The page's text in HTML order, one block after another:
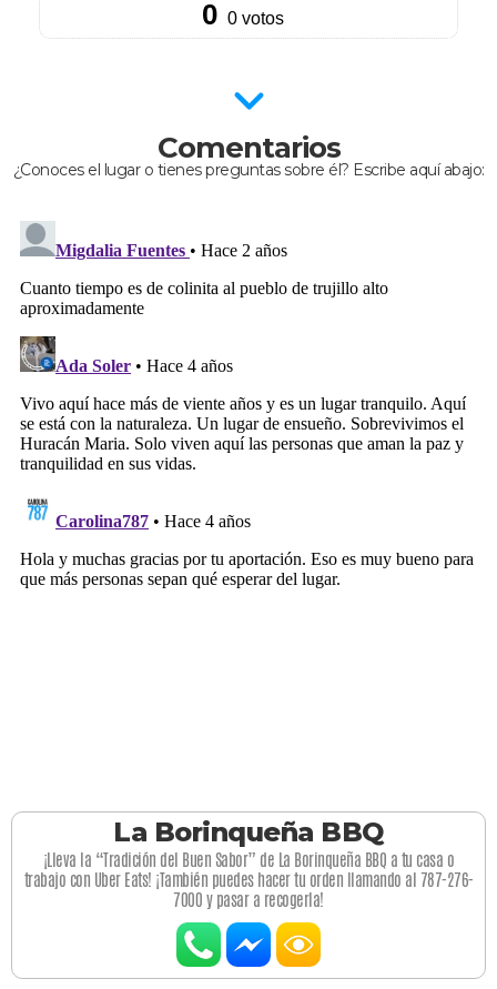
Comentarios
¿Conoces el lugar o tienes preguntas sobre él? Escribe aquí abajo:
La Borinqueña BBQ
¡Lleva la “Tradición del Buen Sabor” de La Borinqueña BBQ a tu casa o
trabajo con Uber Eats! ¡También puedes hacer tu orden llamando al 787-276-
7000 y pasar a recogerla!